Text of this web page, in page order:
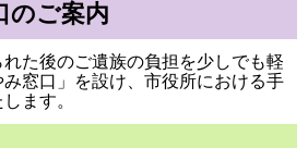
のご案内
た後のご遺族の負担を少しでも軽
窓口」を設け、市役所における手
ます。